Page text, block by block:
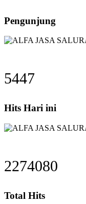
Pengunjung
5447
Hits Hari ini
2274080
Total Hits